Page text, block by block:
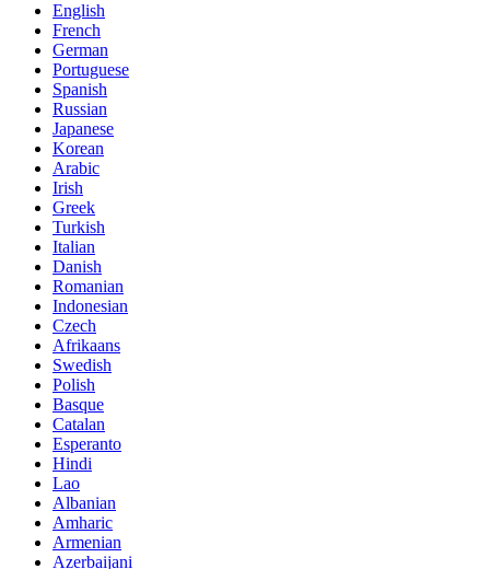
English
French
German
Portuguese
Spanish
Russian
Japanese
Korean
Arabic
Irish
Greek
Turkish
Italian
Danish
Romanian
Indonesian
Czech
Afrikaans
Swedish
Polish
Basque
Catalan
Esperanto
Hindi
Lao
Albanian
Amharic
Armenian
Azerbaijani